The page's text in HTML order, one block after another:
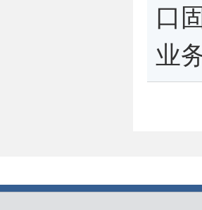
口
业